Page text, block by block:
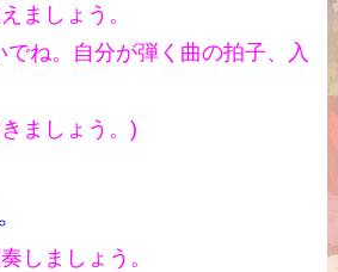
ましょう。
ね。自分が弾く曲の拍子、入
ましょう。)
しましょう。